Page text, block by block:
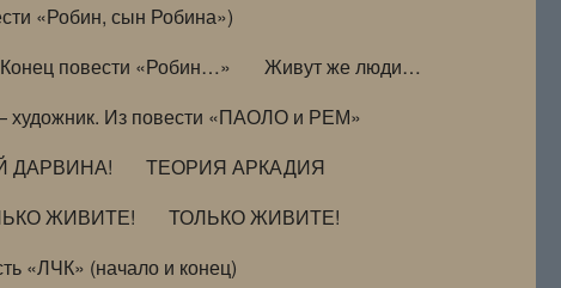
«Робин, сын Робина»)
Конец повести «Робин…»
Живут же люди…
Из повести «ПАОЛО и РЕМ»
ДАРВИНА!
ТЕОРИЯ АРКАДИЯ
ЖИВИТЕ!
ТОЛЬКО ЖИВИТЕ!
«ЛЧК» (начало и конец)